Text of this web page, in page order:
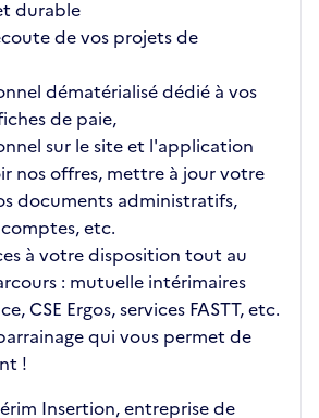
durable
de vos projets de
dématérialisé dédié à vos
de paie,
sur le site et l'application
nos offres, mettre à jour votre
documents administratifs,
etc.
à votre disposition tout au
: mutuelle intérimaires
CSE Ergos, services FASTT, etc.
qui vous permet de
!
Insertion, entreprise de